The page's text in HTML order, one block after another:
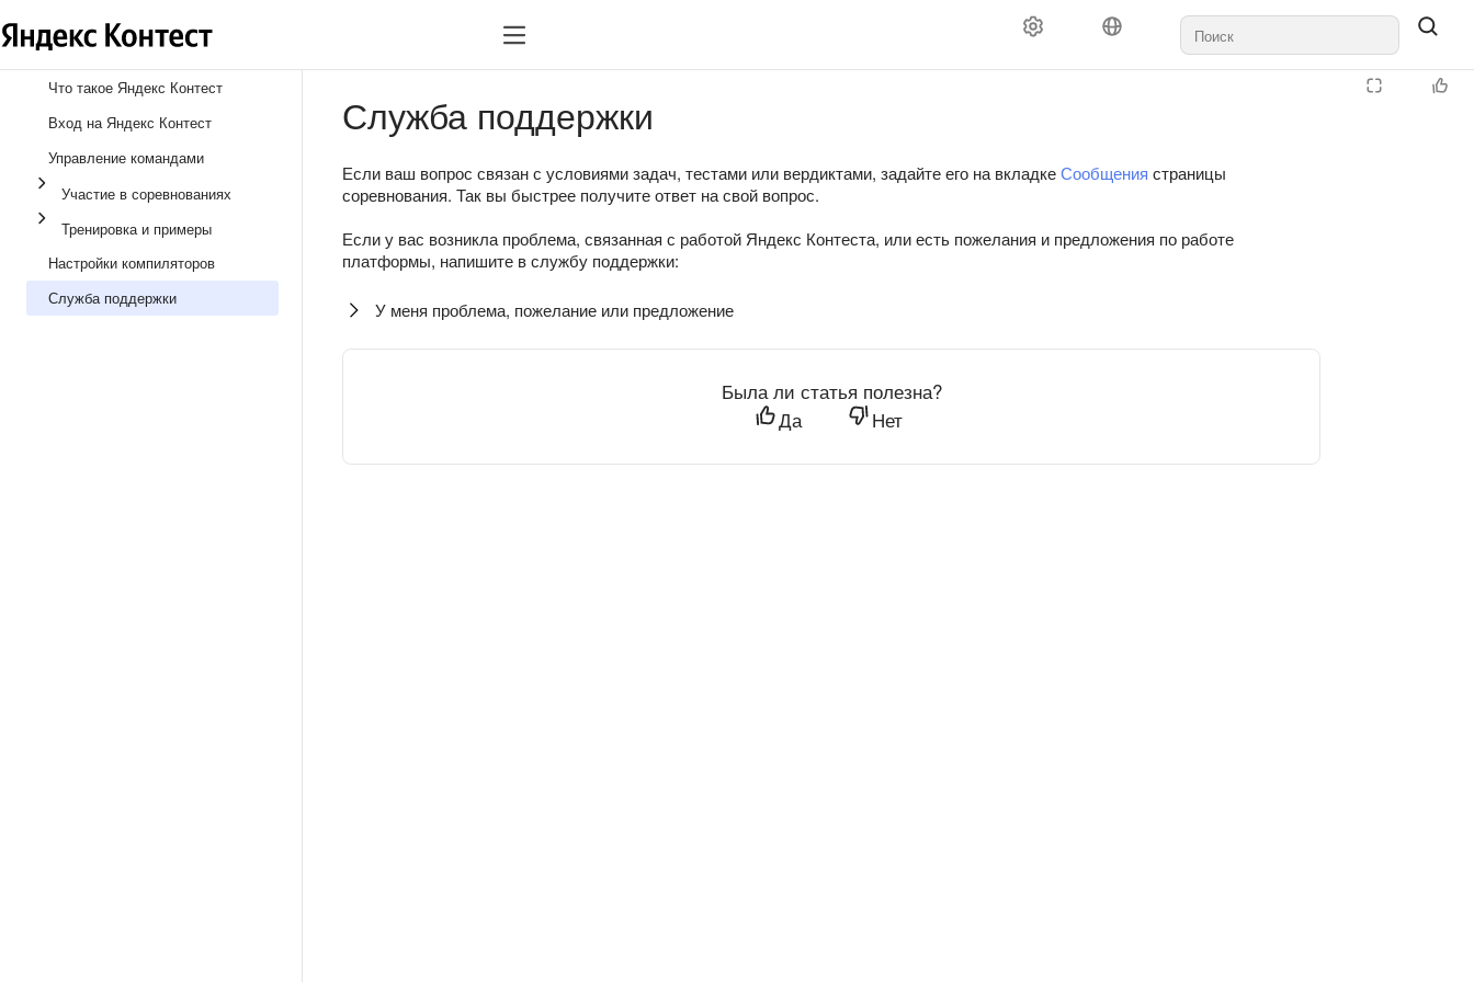
Что такое Яндекс Контест
Вход на Яндекс Контест
Управление командами
Участие в соревнованиях
Тренировка и примеры
Настройки компиляторов
Служба поддержки
Служба поддержки
Если ваш вопрос связан с условиями задач, тестами или вердиктами, задайте его на вкладкеСообщения страницы
соревнования. Так вы быстрее получите ответ на свой вопрос.
Если у вас возникла проблема, связанная с работой Яндекс Контеста, или есть пожелания и предложения по работе
платформы, напишите в службу поддержки:
У меня проблема, пожелание или предложение
Была ли статья полезна?
Да
Нет